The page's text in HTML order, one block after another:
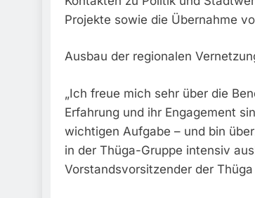
Projekte sowie die Übernahme
Ausbau der regionalen
„Ich freue mich sehr über die
Erfahrung und ihr Engagement
wichtigen Aufgabe – und bin
in der Thüga-Gruppe intensiv
Vorstandsvorsitzender der Thüga